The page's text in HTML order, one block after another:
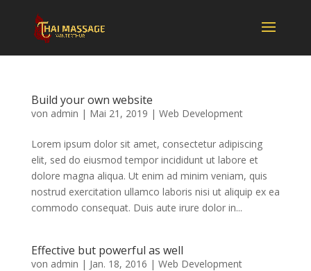
Build your own website
von admin | Mai 21, 2019 | Web Development
Lorem ipsum dolor sit amet, consectetur adipiscing
elit, sed do eiusmod tempor incididunt ut labore et
dolore magna aliqua. Ut enim ad minim veniam, quis
nostrud exercitation ullamco laboris nisi ut aliquip ex ea
commodo consequat. Duis aute irure dolor in...
Effective but powerful as well
von admin | Jan. 18, 2016 | Web Development